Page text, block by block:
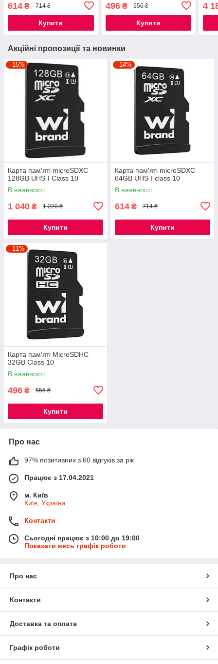
614 ₴ 714 ₴
Купити
496₴ 556 ₴
Купити
4
Акційні пропозиції та новинки
–15%
Карта пам'яті microSDXC
128GB UHS-I Class 10
В наявності
1 040 ₴ 1 220 ₴
Купити
–14%
Карта пам'яті microSDXC
64GB UHS-I class 10
В наявності
614 ₴ 714 ₴
Купити
–11%
Карта пам'яті MicroSDHC
32GB Class 10
В наявності
496 ₴ 556 ₴
Купити
Про нас
97% позитивних з 60 відгуків за рік
Працює з 17.04.2021
м. Київ
Київ, Україна
Контакти
Сьогодні працює з 10:00 до 19:00
Показати весь графік роботи
Про нас
Контакти
Доставка та оплата
Графік роботи